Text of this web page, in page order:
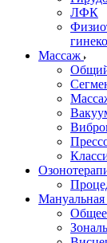
ЛФК
Массаж
Мануальная
Общее